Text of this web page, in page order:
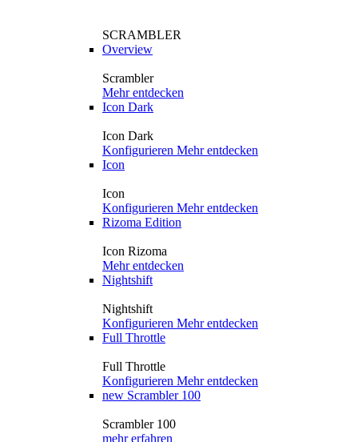
SCRAMBLER
Overview
Scrambler
Mehr entdecken
Icon Dark
Icon Dark
Konfigurieren Mehr entdecken
Icon
Icon
Konfigurieren Mehr entdecken
Rizoma Edition
Icon Rizoma
Mehr entdecken
Nightshift
Nightshift
Konfigurieren Mehr entdecken
Full Throttle
Full Throttle
Konfigurieren Mehr entdecken
new Scrambler 100
Scrambler 100
mehr erfahren